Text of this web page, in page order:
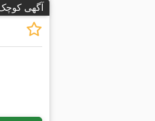
آگهی